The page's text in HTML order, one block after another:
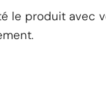
le produit avec